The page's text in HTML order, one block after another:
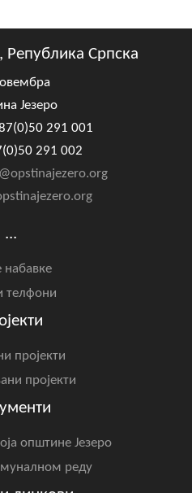
Република Српска
Језеро
291 001
291 002
...
набавке
телфони
пројекти
пројекти
општине Језеро
реду